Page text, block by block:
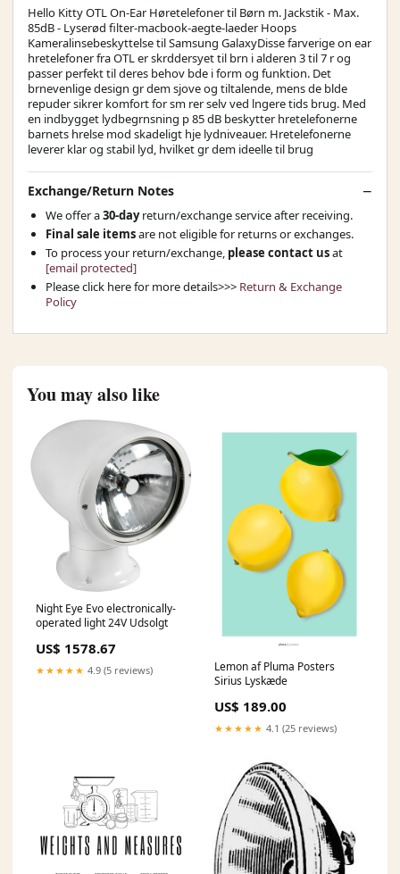
Hello Kitty OTL On-Ear Høretelefoner til Børn m. Jackstik - Max.
85dB - Lyserød filter-macbook-aegte-laeder Hoops
Kameralinsebeskyttelse til Samsung GalaxyDisse farverige on ear
hretelefoner fra OTL er skrddersyet til brn i alderen 3 til 7 r og
passer perfekt til deres behov bde i form og funktion. Det
brnevenlige design gr dem sjove og tiltalende, mens de blde
repuder sikrer komfort for sm rer selv ved lngere tids brug. Med
en indbygget lydbegrnsning p 85 dB beskytter hretelefonerne
barnets hrelse mod skadeligt hje lydniveauer. Hretelefonerne
leverer klar og stabil lyd, hvilket gr dem ideelle til brug
Exchange/Return Notes
We offer a30-dayreturn/exchange service after receiving.
Final sale itemsare not eligible for returns or exchanges.
To process your return/exchange, please contact usat
[email protected]
Please click here for more details>>> Return & Exchange
Policy
You may also like
Night Eye Evo electronically-
operated light 24V Udsolgt
US$ 1578.67
★★★★★ 4.9 (5 reviews)
Lemon af Pluma Posters
Sirius Lyskæde
US$ 189.00
★★★★★ 4.1 (25 reviews)